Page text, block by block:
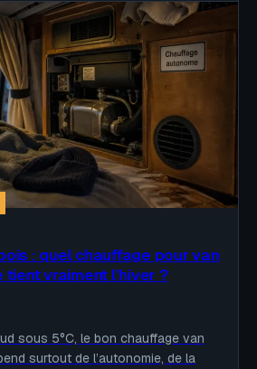
: quel chauffage pour van
vraiment l’hiver ?
sous 5°C, le bon chauffage van
surtout de l’autonomie, de la